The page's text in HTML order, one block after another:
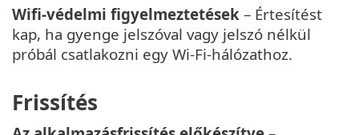
Wifi-védelmi figyelmeztetések – Értesítést
kap, ha gyenge jelszóval vagy jelszó nélkül
próbál csatlakozni egy Wi-Fi-hálózathoz.
Frissítés